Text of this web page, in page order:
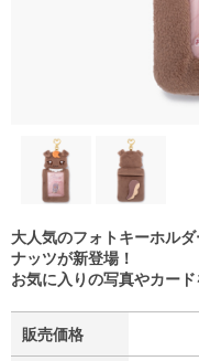
大人気のフォトキーホル
ナッツが新登場！
お気に入りの写真やカー
販売価格